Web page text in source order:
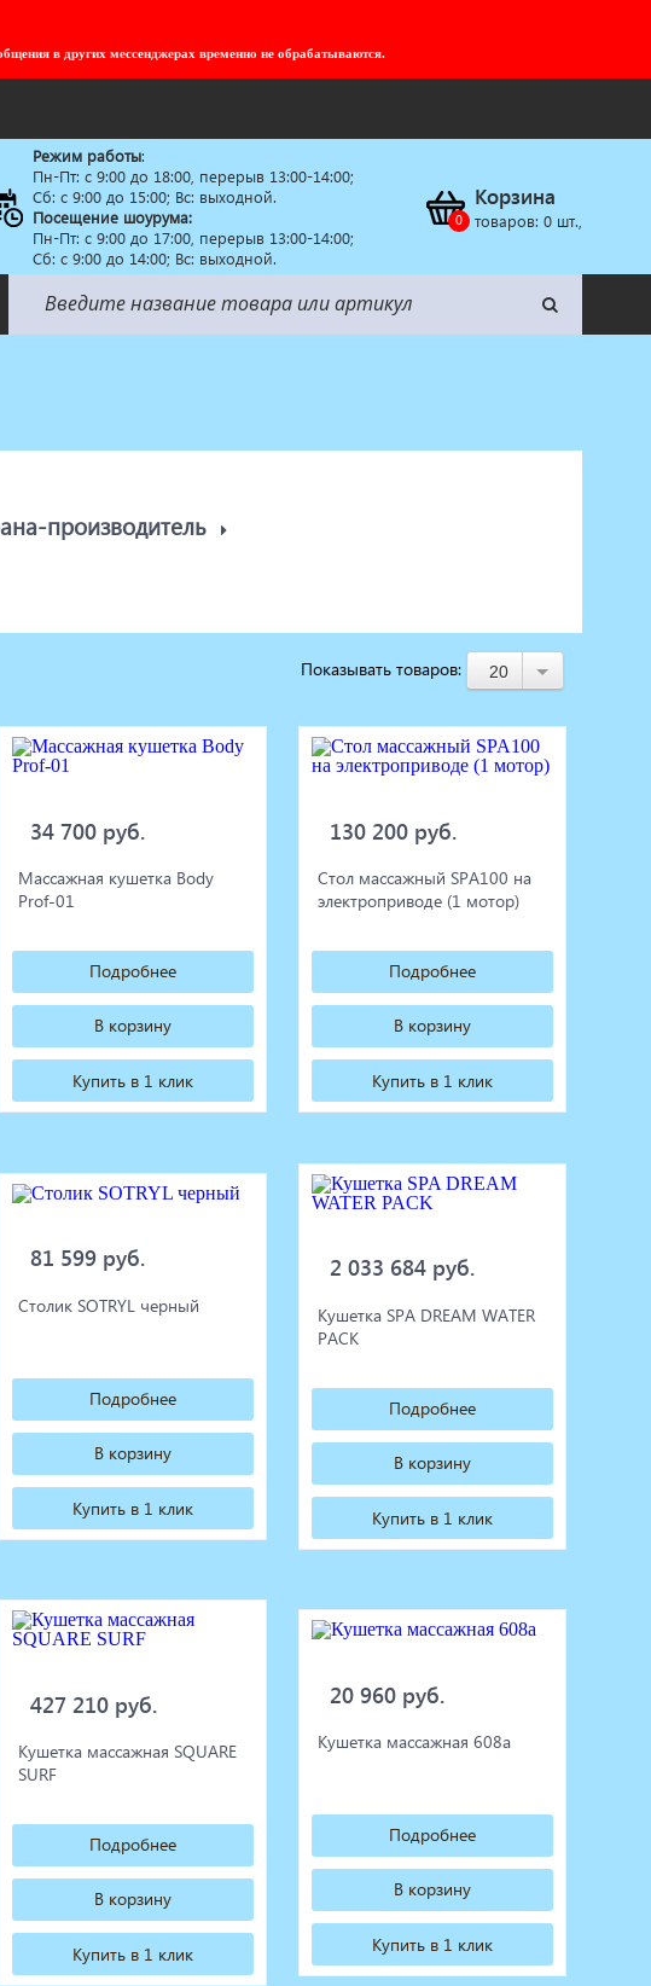
в других мессенджерах временно не обрабатываются.
Режим работы:
Пн-Пт: c 9:00 до 18:00, перерыв 13:00-14:00;
Сб: с 9:00 до 15:00; Вс: выходной.
Посещение шоурума:
Пн-Пт: c 9:00 до 17:00, перерыв 13:00-14:00;
Сб: с 9:00 до 14:00; Вс: выходной.
Корзина
товаров: 0шт.,
Лофт
производитель
Показывать товаров: 20
34 700 руб.
Массажная кушетка Body
Prof-01
Подробнее
В корзину
Купить в 1 клик
130 200 руб.
Стол массажный SPA100 на
электроприводе (1 мотор)
Подробнее
В корзину
Купить в 1 клик
81 599 руб.
Столик SOTRYL черный
Подробнее
В корзину
Купить в 1 клик
2 033 684 руб.
Кушетка SPA DREAM WATER
PACK
Подробнее
В корзину
Купить в 1 клик
427 210 руб.
Кушетка массажная SQUARE
SURF
Подробнее
В корзину
Купить в 1 клик
20 960 руб.
Кушетка массажная 608а
Подробнее
В корзину
Купить в 1 клик